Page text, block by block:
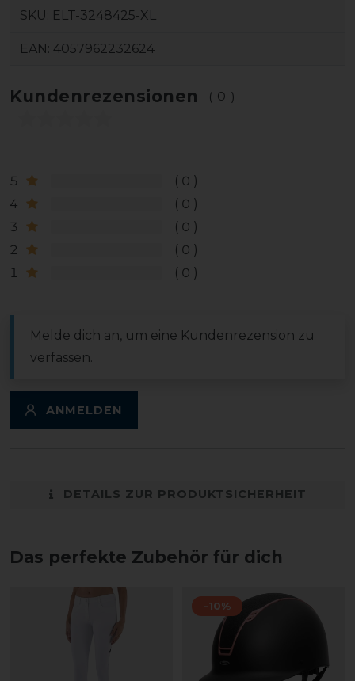
SKU: ELT-3248425-XL
EAN: 4057962232624
Kundenrezensionen (0)
5
0
4
0
3
0
2
0
1
0
Melde dich an, um eine Kundenrezension zu
verfassen.
ANMELDEN
DETAILS ZUR PRODUKTSICHERHEIT
Das perfekte Zubehör für dich
-10%